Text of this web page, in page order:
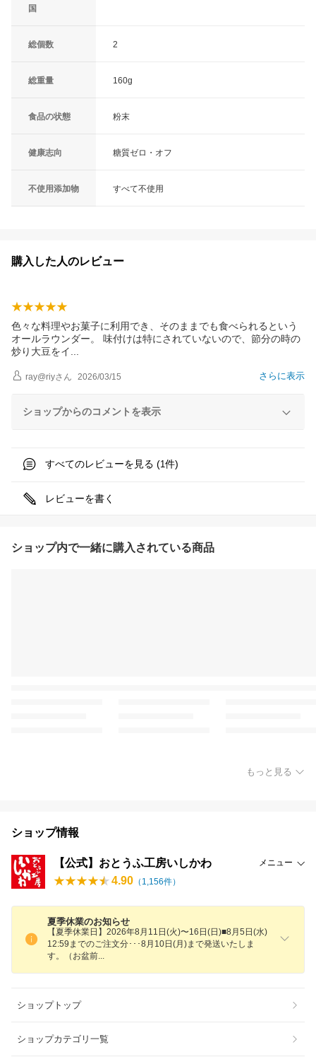
国
総個数 2
総重量 160g
食品の状態 粉末
健康志向 糖質ゼロ・オフ
不使用添加物 すべて不使用
購入した人のレビュー
色々な料理やお菓子に利用でき、そのままでも食べられるという
オールラウンダー。 味付けは特にされていないので、節分の時の
炒り大豆をイ
さらに表示
ray@riyさん 2026/03/15
ショップからのコメントを表示
すべてのレビューを見る (1件)
レビューを書く
ショップ内で一緒に購入されている商品
もっと見る
ショップ情報
【公式】おとうふ工房いしかわ メニュー
4.90 （ 1,156件）
夏季休業のお知らせ
【夏季休業日】2026年8月11日(火)〜16日(日)■8月5日(水)
12:59までのご注文分･･･8月10日(月)まで発送いたしま
す。（お盆前
ショップトップ
ショップカテゴリ一覧